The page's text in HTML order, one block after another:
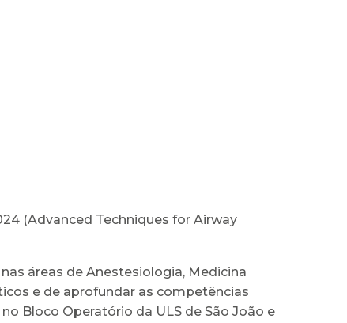
(Advanced Techniques for Airway
áreas de Anestesiologia, Medicina
e de aprofundar as competências
Bloco Operatório da ULS de São João e